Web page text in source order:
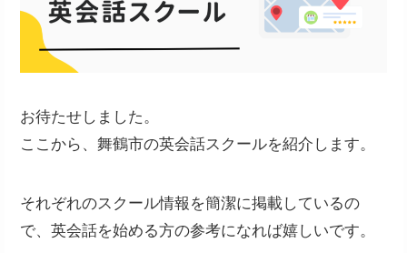
お待たせしました。
ここから、舞鶴市の英会話スクールを紹介します。
それぞれのスクール情報を簡潔に掲載しているの
で、英会話を始める方の参考になれば嬉しいです。